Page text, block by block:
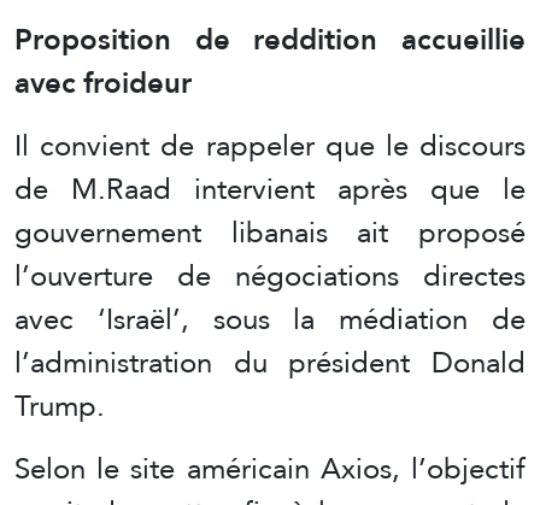
Proposition de reddition accueillie
avec froideur
Il convient de rappeler que le discours
de M.Raad intervient après que le
gouvernement libanais ait proposé
l’ouverture de négociations directes
avec ‘Israël’, sous la médiation de
l’administration du président Donald
Trump.
Selon le site américain Axios, l’objectif